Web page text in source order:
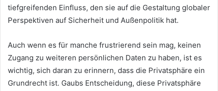
tiefgreifenden Einfluss, den sie auf die Gestaltung globaler
Perspektiven auf Sicherheit und Außenpolitik hat.
Auch wenn es für manche frustrierend sein mag, keinen
Zugang zu weiteren persönlichen Daten zu haben, ist es
wichtig, sich daran zu erinnern, dass die Privatsphäre ein
Grundrecht ist. Gaubs Entscheidung, diese Privatsphäre